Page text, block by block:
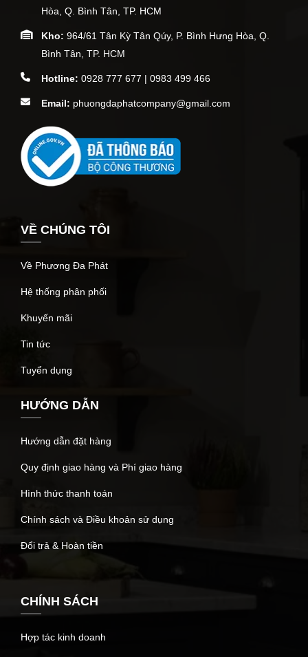
Hòa, Q. Bình Tân, TP. HCM
Kho: 964/61 Tân Kỳ Tân Qúy, P. Bình Hưng Hòa, Q.
Bình Tân, TP. HCM
Hotline: 0928 777 677 | 0983 499 466
Email: phuongdaphatcompany@gmail.com
VỀ CHÚNG TÔI
Về Phương Đa Phát
Hệ thống phân phối
Khuyến mãi
Tin tức
Tuyển dụng
HƯỚNG DẪN
Hướng dẫn đặt hàng
Quy định giao hàng và Phí giao hàng
Hình thức thanh toán
Chính sách và Điều khoản sử dụng
Đổi trả & Hoàn tiền
CHÍNH SÁCH
Hợp tác kinh doanh